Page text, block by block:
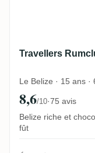
Travellers
Le Belize · 15 ans ·
8,6/10·75 avis
Belize riche et
fût